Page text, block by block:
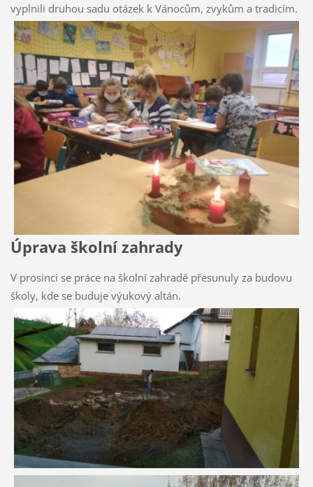
vyplnili druhou sadu otázek k Vánocům, zvykům a tradicím.
Úprava školní zahrady
V prosinci se práce na školní zahradě přesunuly za budovu
školy, kde se buduje výukový altán.